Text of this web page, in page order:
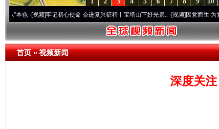
频]牢记初心使命 奋进复兴征程丨宝塔山下好光景..·[视频]因党而生 为党而战——
首页»视频新闻
深度关